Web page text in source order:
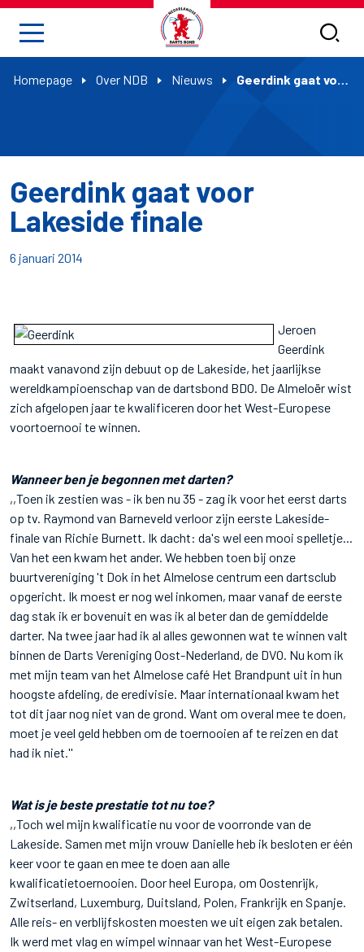
Homepage Over NDB Nieuws Geerdink gaat voor Lakeside finale
Geerdink gaat voor
Lakeside finale
6 januari 2014
Jeroen
Geerdink
maakt vanavond zijn debuut op de Lakeside, het jaarlijkse
wereldkampioenschap van de dartsbond BDO. De Almeloër wist
zich afgelopen jaar te kwalificeren door het West-Europese
voortoernooi te winnen.
Wanneer ben je begonnen met darten?
,,Toen ik zestien was - ik ben nu 35 - zag ik voor het eerst darts
op tv. Raymond van Barneveld verloor zijn eerste Lakeside-
finale van Richie Burnett. Ik dacht: da's wel een mooi spelletje...
Van het een kwam het ander. We hebben toen bij onze
buurtvereniging 't Dok in het Almelose centrum een dartsclub
opgericht. Ik moest er nog wel inkomen, maar vanaf de eerste
dag stak ik er bovenuit en was ik al beter dan de gemiddelde
darter. Na twee jaar had ik al alles gewonnen wat te winnen valt
binnen de Darts Vereniging Oost-Nederland, de DVO. Nu kom ik
met mijn team van het Almelose café Het Brandpunt uit in hun
hoogste afdeling, de eredivisie. Maar internationaal kwam het
tot dit jaar nog niet van de grond. Want om overal mee te doen,
moet je veel geld hebben om de toernooien af te reizen en dat
had ik niet.''
Wat is je beste prestatie tot nu toe?
,,Toch wel mijn kwalificatie nu voor de voorronde van de
Lakeside. Samen met mijn vrouw Danielle heb ik besloten er één
keer voor te gaan en mee te doen aan alle
kwalificatietoernooien. Door heel Europa, om Oostenrijk,
Zwitserland, Luxemburg, Duitsland, Polen, Frankrijk en Spanje.
Alle reis- en verblijfskosten moesten we uit eigen zak betalen.
Ik werd met vlag en wimpel winnaar van het West-Europese